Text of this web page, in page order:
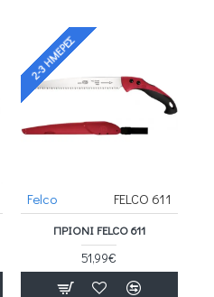
2-3 ΗΜΈΡΕΣ
Felco FELCO 611
ΠΡΙΌΝΙ FELCO 611
51,99€